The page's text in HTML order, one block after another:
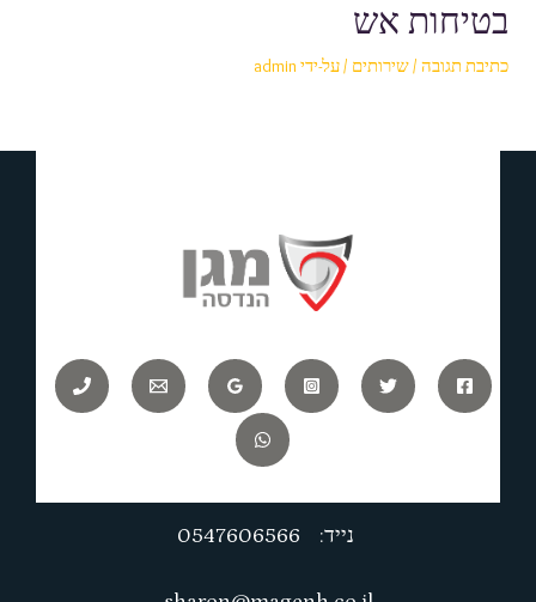
בטיחות אש
כתיבת תגובה /שירותים / על-ידי admin
נייד: 0547606566